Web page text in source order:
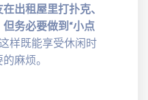
出租屋里打扑克、
务必要做到“小点
样既能享受休闲时
麻烦。